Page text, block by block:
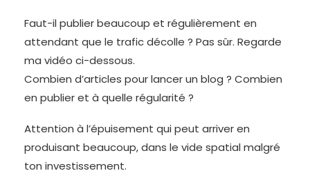
Faut-il publier beaucoup et régulièrement en
attendant que le trafic décolle ? Pas sûr. Regarde
ma vidéo ci-dessous.
Combien d’articles pour lancer un blog ? Combien
en publier et à quelle régularité ?
Attention à l’épuisement qui peut arriver en
produisant beaucoup, dans le vide spatial malgré
ton investissement.